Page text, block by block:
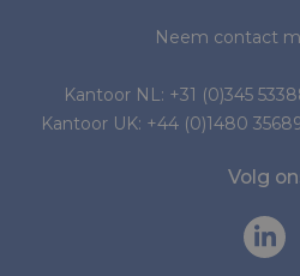
Neem contact
Kantoor NL: +31 (0)345
Kantoor UK: +44 (0)1480
Volg